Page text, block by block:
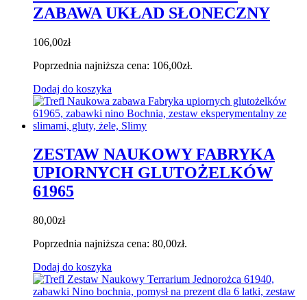
ZABAWA UKŁAD SŁONECZNY
106,00zł
Poprzednia najniższa cena: 106,00zł.
Dodaj do koszyka
ZESTAW NAUKOWY FABRYKA
UPIORNYCH GLUTOŻELKÓW
61965
80,00zł
Poprzednia najniższa cena: 80,00zł.
Dodaj do koszyka